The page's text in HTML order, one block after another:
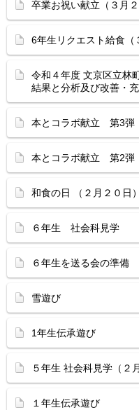
卒業お祝い献立（３月２
6年生リクエスト給食（
令和４年度 文京区立林
結果と分析及び改善・
本とコラボ献立 第3弾
本とコラボ献立 第2弾
和食の日 （２月２０日）
６年生 社会科見学
６年生を送る会の準備
雪遊び
1年生伝承遊び
５年生 社会科見学（２
１年生伝承遊び